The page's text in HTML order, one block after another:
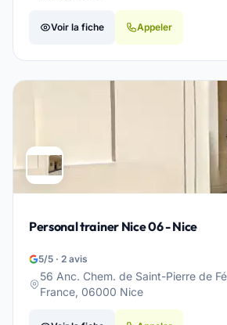
Voir la fiche Appeler
Personal trainer Nice 06 - Nice
5/5 · 2 avis
56 Anc. Chem. de Saint-Pierre de
France, 06000 Nice